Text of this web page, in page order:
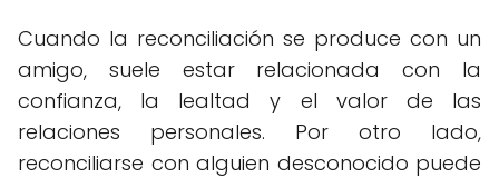
Cuando la reconciliación se produce con un
amigo, suele estar relacionada con la
confianza, la lealtad y el valor de las
relaciones personales. Por otro lado,
reconciliarse con alguien desconocido puede